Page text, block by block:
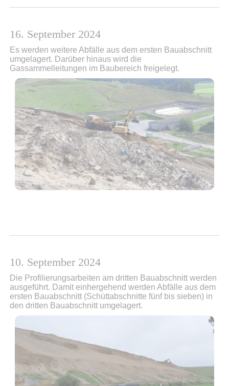
16. September 2024
Es werden weitere Abfälle aus dem ersten Bauabschnitt
umgelagert. Darüber hinaus wird die
Gassammelleitungen im Baubereich freigelegt.
10. September 2024
Die Profilierungsarbeiten am dritten Bauabschnitt werden
ausgeführt. Damit einhergehend werden Abfälle aus dem
ersten Bauabschnitt (Schüttabschnitte fünf bis sieben) in
den dritten Bauabschnitt umgelagert.